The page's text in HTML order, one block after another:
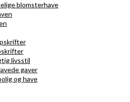
blomsterhave
livsstil
gaver
og have